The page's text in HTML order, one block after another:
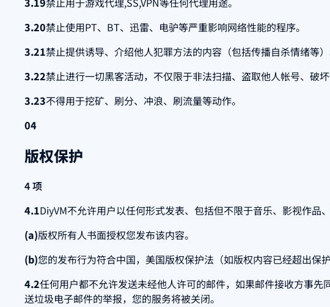
3.20禁止使用PT、BT、迅雷、电驴等严重影响网络性能的程序。
3.21禁止提供诱导、介绍他人犯罪方法的内容（包括传播自杀情绪等）
3.22禁止进行一切黑客活动，不仅限于非法扫描、盗取他人帐号、破坏
3.23不得用于挖矿、刷分、冲浪、刷流量等动作。
04
版权保护
4 项
4.1DiyVM不允许用户以任何形式发表、包括但不限于音乐、影视作品
(a)版权所有人书面授权您发布该内容。
(b)您的发布行为符合中国，美国版权保护法（如版权内容已经超出保
4.2任何用户都不允许发送未经他人许可的邮件，如果邮件接收方事
送垃圾电子邮件的举报，您的服务将被关闭。